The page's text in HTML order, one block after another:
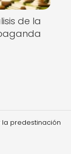
de la
la predestinación